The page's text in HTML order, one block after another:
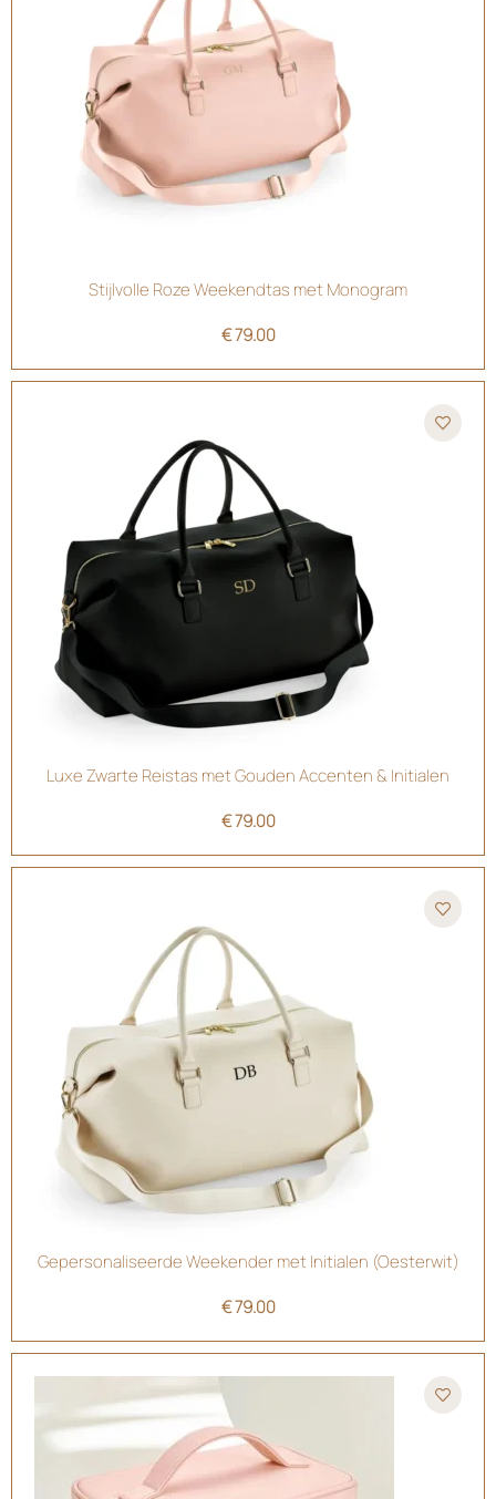
Stijlvolle Roze Weekendtas met Monogram
€79.00
Luxe Zwarte Reistas met Gouden Accenten & Initialen
€79.00
Gepersonaliseerde Weekender met Initialen (Oesterwit)
€79.00